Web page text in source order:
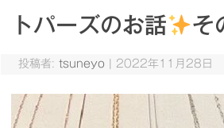
トパーズのお話 そ
投稿者: tsuneyo 2022年11月28日